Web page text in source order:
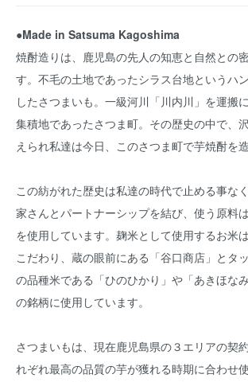
●Made in Satsuma Kagoshima
焼酎造りは、鹿児島の先人の知恵と自然との
す。不毛の土地であったシラス台地というハ
したさつまいも。一級河川「川内川」を運搬
集積地であったさつま町。その歴史の中で、
えられ私達は今日、このさつま町で芋焼酎を
この紡がれた歴史は私達の時代で止める事な
家さんとパートナーシップを結び、使う原料
を使用しています。麹米として使用するお米
こだわり、蔵の眼前にある「谷口商店」とタ
の品種米である「ひのひかり」や「あきほな
の銘柄に使用しています。
さつまいもは、現在鹿児島県の３エリアの契
れぞれ最高の品質の芋が獲れる時期に合わせ